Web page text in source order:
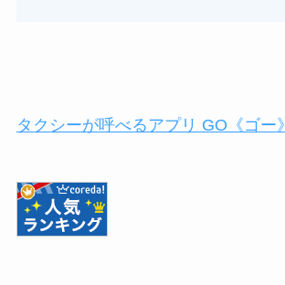
タクシーが呼べるアプリ GO《ゴー》